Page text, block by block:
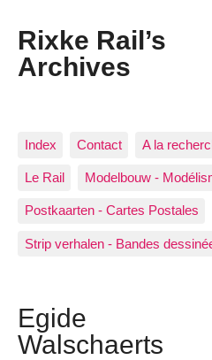
Rixke Rail’s
Archives
Index Contact A la
Le Rail Modelbouw -
Postkaarten - Cartes Postales
Strip verhalen - Bandes
Egide
Walschaerts